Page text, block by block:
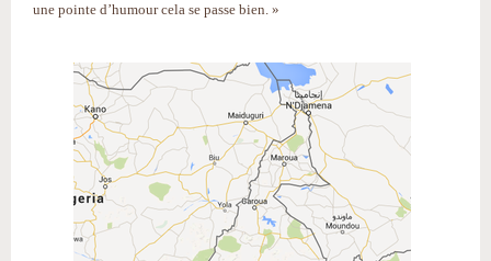
une pointe d’humour cela se passe bien. »